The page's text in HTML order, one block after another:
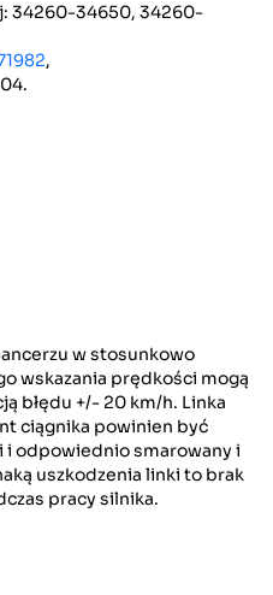
34260-34650, 34260-
,
w stosunkowo
wskazania prędkości mogą
błędu +/- 20 km/h. Linka
ciągnika powinien być
odpowiednio smarowany i
uszkodzenia linki to brak
pracy silnika.